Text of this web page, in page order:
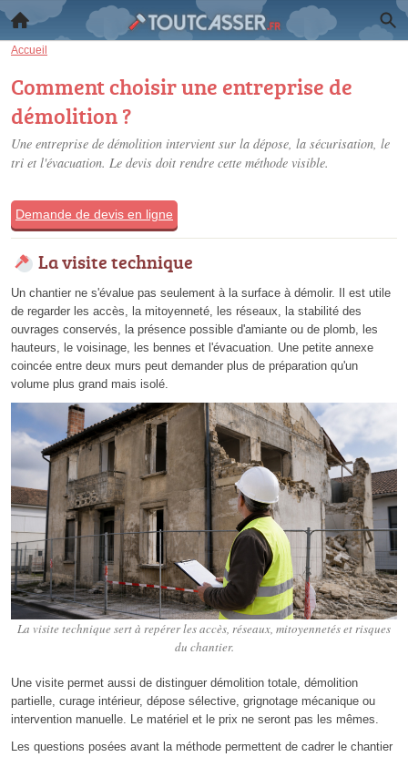
Accueil
Comment choisir une entreprise de
démolition ?
Une entreprise de démolition intervient sur la dépose, la sécurisation, le
tri et l'évacuation. Le devis doit rendre cette méthode visible.
Demande de devis en ligne
La visite technique
Un chantier ne s'évalue pas seulement à la surface à démolir. Il est utile
de regarder les accès, la mitoyenneté, les réseaux, la stabilité des
ouvrages conservés, la présence possible d'amiante ou de plomb, les
hauteurs, le voisinage, les bennes et l'évacuation. Une petite annexe
coincée entre deux murs peut demander plus de préparation qu'un
volume plus grand mais isolé.
La visite technique sert à repérer les accès, réseaux, mitoyennetés et risques
du chantier.
Une visite permet aussi de distinguer démolition totale, démolition
partielle, curage intérieur, dépose sélective, grignotage mécanique ou
intervention manuelle. Le matériel et le prix ne seront pas les mêmes.
Les questions posées avant la méthode permettent de cadrer le chantier